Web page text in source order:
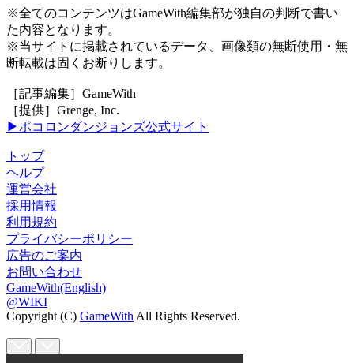
※全てのコンテンツはGameWith編集部が独自の判断で書い
た内容となります。
※当サイトに掲載されているデータ、画像類の無断使用・無
断転載は固くお断りします。
［記事編集］GameWith
［提供］Grenge, Inc.
▶ポコロンダンジョンズ公式サイト
トップ
ヘルプ
運営会社
採用情報
利用規約
プライバシーポリシー
広告のご案内
お問い合わせ
GameWith(English)
@WIKI
Copyright (C) GameWith All Rights Reserved.